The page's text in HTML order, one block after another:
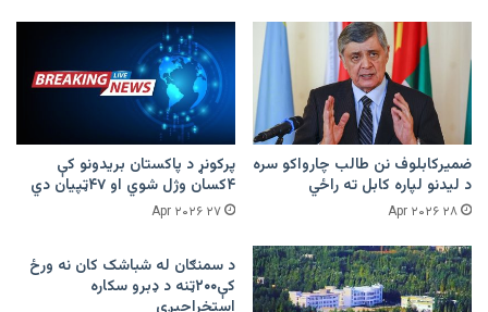
ضمیرکابلوف نن طالب چارواکو سره
د لیدنو لپاره کابل ته راځي
۲۸ Apr ۲۰۲۶
پرکونړ د پاکستان بریدونو کې
۴کسان وژل شوي او ۴۷ټپیان دي
۲۷ Apr ۲۰۲۶
د سمنګان له شباشک کان نه ورځ
کې۲۰۰ټنه د ډبرو سکاره